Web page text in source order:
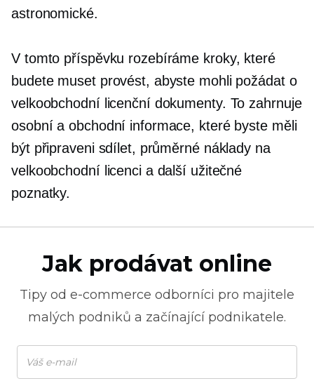
astronomické.
V tomto příspěvku rozebíráme kroky, které
budete muset provést, abyste mohli požádat o
velkoobchodní licenční dokumenty. To zahrnuje
osobní a obchodní informace, které byste měli
být připraveni sdílet, průměrné náklady na
velkoobchodní licenci a další užitečné
poznatky.
Jak prodávat online
Tipy od e-commerce odborníci pro majitele
malých podniků a začínající podnikatele.